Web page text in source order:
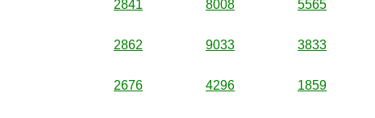
2841 8008 5565
2862 9033 3833
2676 4296 1859